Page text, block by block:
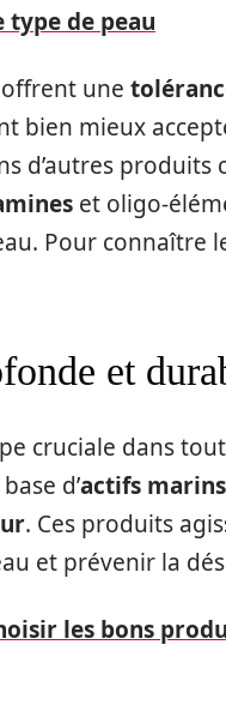
de peau
une
bien mieux
d’autres produits
et oligo-
Pour connaître
et
cruciale dans
d’actifs marins
. Ces produits
et prévenir la
les bons